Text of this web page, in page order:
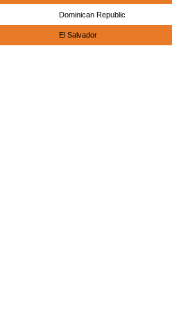
Dominican Republic
El Salvador